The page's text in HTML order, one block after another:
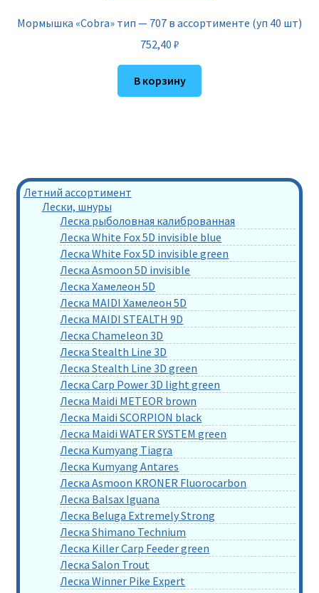
Мормышка «Cobra» тип — 707 в ассортименте (уп 40 шт)
752,40 ₽
В корзину
Летний ассортимент
Лески, шнуры
Леска рыболовная калиброванная
Леска White Fox 5D invisible blue
Леска White Fox 5D invisible green
Леска Asmoon 5D invisible
Леска Хамелеон 5D
Леска MAIDI Хамелеон 5D
Леска MAIDI STEALTH 9D
Леска Chameleon 3D
Леска Stealth Line 3D
Леска Stealth Line 3D green
Леска Carp Power 3D light green
Леска Maidi METEOR brown
Леска Maidi SCORPION black
Леска Maidi WATER SYSTEM green
Леска Kumyang Tiagra
Леска Kumyang Antares
Леска Asmoon KRONER Fluorocarbon
Леска Balsax Iguana
Леска Beluga Extremely Strong
Леска Shimano Technium
Леска Killer Carp Feeder green
Леска Salon Trout
Леска Winner Pike Expert